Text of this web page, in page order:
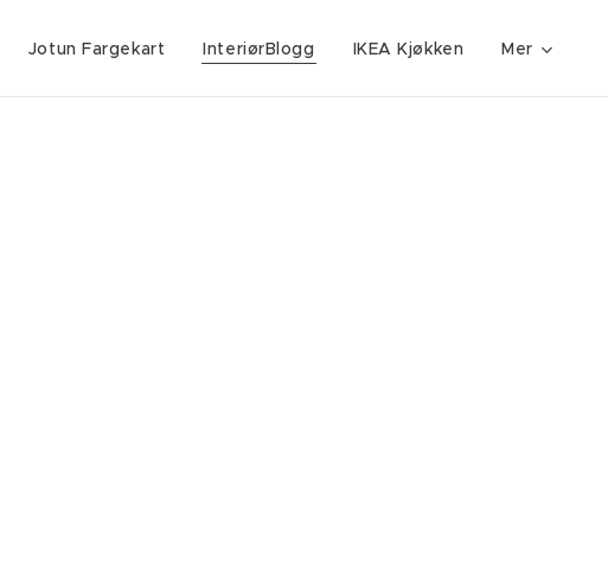
Jotun Fargekart InteriørBlogg IKEA Kjøkken Mer